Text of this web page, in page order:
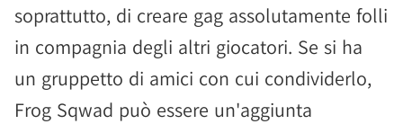
soprattutto, di creare gag assolutamente folli
in compagnia degli altri giocatori. Se si ha
un gruppetto di amici con cui condividerlo,
Frog Sqwad può essere un'aggiunta